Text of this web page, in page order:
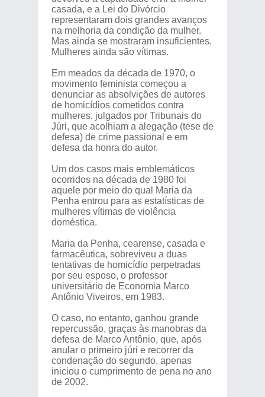
casada, e a Lei do Divórcio
representaram dois grandes avanços
na melhoria da condição da mulher.
Mas ainda se mostraram insuficientes.
Mulheres ainda são vítimas.
Em meados da década de 1970, o
movimento feminista começou a
denunciar as absolvições de autores
de homicídios cometidos contra
mulheres, julgados por Tribunais do
Júri, que acolhiam a alegação (tese de
defesa) de crime passional e em
defesa da honra do autor.
Um dos casos mais emblemáticos
ocorridos na década de 1980 foi
aquele por meio do qual Maria da
Penha entrou para as estatísticas de
mulheres vítimas de violência
doméstica.
Maria da Penha, cearense, casada e
farmacêutica, sobreviveu a duas
tentativas de homicídio perpetradas
por seu esposo, o professor
universitário de Economia Marco
Antônio Viveiros, em 1983.
O caso, no entanto, ganhou grande
repercussão, graças às manobras da
defesa de Marco Antônio, que, após
anular o primeiro júri e recorrer da
condenação do segundo, apenas
iniciou o cumprimento de pena no ano
de 2002.